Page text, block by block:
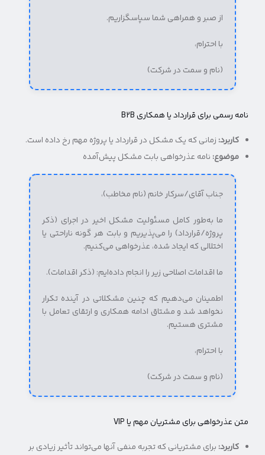
از صبر و همراهی شما سپاسگزاریم.
با احترام،
(نام و سمت در شرکت)
نامه رسمی برای قرارداد یا همکاری B2B
کاربرد: زمانی که یک مشکل در قرارداد یا پروژه مهم رخ داده است.
موضوع: نامه عذرخواهی بابت مشکل پیش‌آمده
جناب آقای/سرکار خانم (نام مخاطب)،
ما به‌طور کامل مسئولیت مشکل اخیر در اجرای (ذکر
پروژه/قرارداد) را می‌پذیریم و بابت هر گونه ناراحتی یا
اختلالی که ایجاد شده، عذرخواهی می‌کنیم.
ما اقدامات اصلاحی زیر را انجام داده‌ایم: (ذکر اقدامات).
اطمینان می‌دهیم که چنین مشکلاتی در آینده تکرار
نخواهد شد و مشتاق ادامه همکاری و ارتقای تعامل با
مشتری هستیم.
با احترام،
(نام و سمت در شرکت)
متن عذرخواهی برای مشتریان مهم یا VIP
کاربرد: برای مشتریانی که تجربه منفی آنها می‌تواند تأثیر زیادی بر